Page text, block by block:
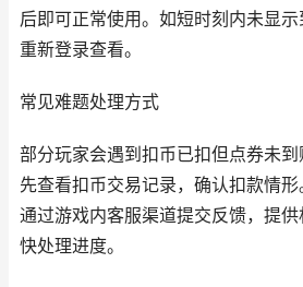
后即可正常使用。如短时刻内未显
重新登录查看。
常见难题处理方式
部分玩家会遇到扣币已扣但点券未
先查看扣币交易记录，确认扣款情
通过游戏内客服渠道提交反馈，提
快处理进度。